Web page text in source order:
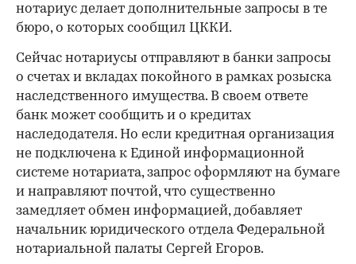
00:00 / 00:00
нотариус делает дополнительные запросы в те
бюро, о которых сообщил ЦККИ.
Сейчас нотариусы отправляют в банки запросы
о счетах и вкладах покойного в рамках розыска
наследственного имущества. В своем ответе
банк может сообщить и о кредитах
наследодателя. Но если кредитная организация
не подключена к Единой информационной
системе нотариата, запрос оформляют на бумаге
и направляют почтой, что существенно
замедляет обмен информацией, добавляет
начальник юридического отдела Федеральной
нотариальной палаты Сергей Егоров.